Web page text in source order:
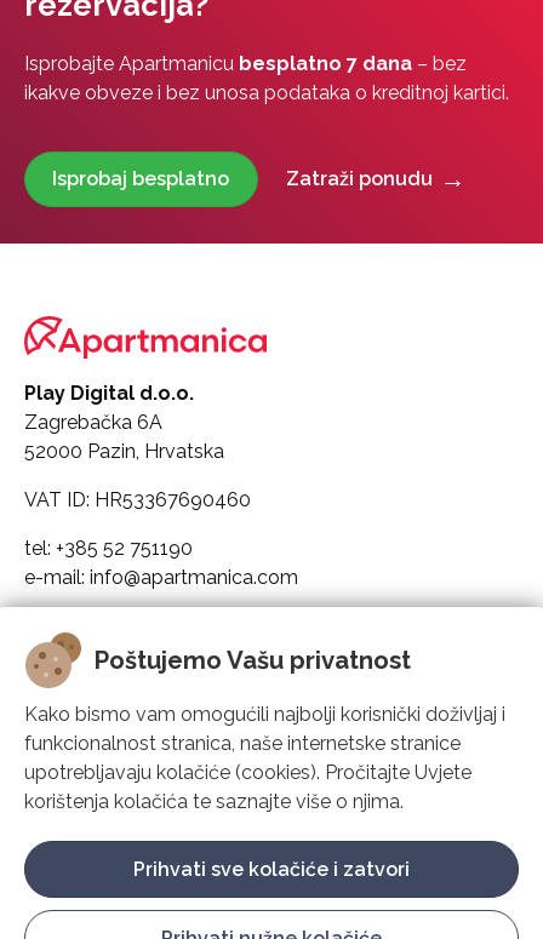
Poštujemo Vašu privatnost
Kako bismo vam omogućili najbolji korisnički doživljaj i
funkcionalnost stranica, naše internetske stranice
upotrebljavaju kolačiće (cookies). Pročitajte Uvjete
korištenja kolačića te saznajte više o njima.
Prihvati sve kolačiće i zatvori
Isprobajte Apartmanicu besplatno 7 dana – bez
ikakve obveze i bez unosa podataka o kreditnoj kartici.
Isprobaj besplatno Zatraži ponudu
Play Digital d.o.o.
Zagrebačka 6A
52000 Pazin, Hrvatska
VAT ID: HR53367690460
tel: +385 52 751190
e-mail: info@apartmanica.com
Apartmanica
Rješenje
Podrška